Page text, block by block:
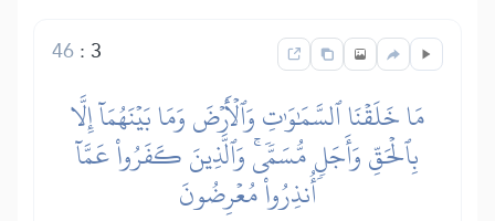
3
:
46
مَا خَلَقۡنَا ٱلسَّمَٰوَٰتِ وَٱلۡأَرۡضَ وَمَا بَيۡنَهُمَآ إِلَّا
بِٱلۡحَقِّ وَأَجَلٖ مُّسَمّٗىۚ وَٱلَّذِينَ كَفَرُواْ عَمَّآ
أُنذِرُواْ مُعۡرِضُونَ